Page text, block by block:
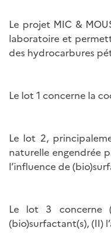
Le projet MIC &
laboratoire et
des hydrocarbures
Le lot 1 concerne la
Le lot 2,
naturelle engendrée
l’influence de
Le lot 3 concerne
(bio)surfactant(s), (II)